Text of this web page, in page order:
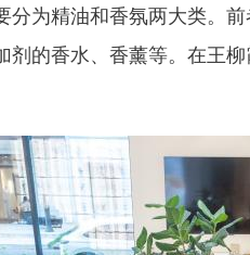
分为精油和香氛两大类。
剂的香水、香薰等。在王